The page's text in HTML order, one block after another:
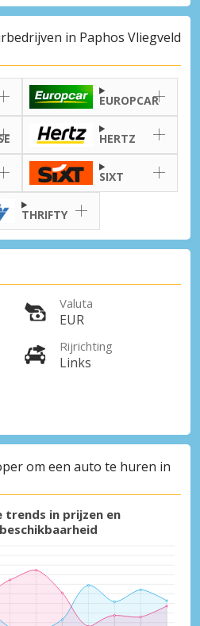
met eLink
in Paphos Vliegveld
EUROPCAR
HERTZ
SIXT
THRIFTY
Valuta
EUR
Rijrichting
Links
om een auto te huren in
trends in prijzen en